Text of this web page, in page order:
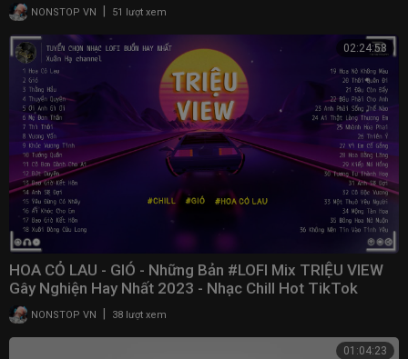
NONSTOP VN 51 lượt xem
02:24:58
HOA CỎ LAU - GIÓ - Những Bản #LOFI Mix TRIỆU VIEW
Gây Nghiện Hay Nhất 2023 - Nhạc Chill Hot TikTok
NONSTOP VN 38 lượt xem
01:04:23